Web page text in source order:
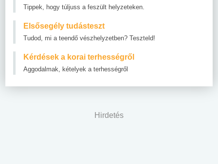
Tippek, hogy túljuss a feszült helyzeteken.
Elsősegély tudásteszt
Tudod, mi a teendő vészhelyzetben? Teszteld!
Kérdések a korai terhességről
Aggodalmak, kételyek a terhességről
Hirdetés